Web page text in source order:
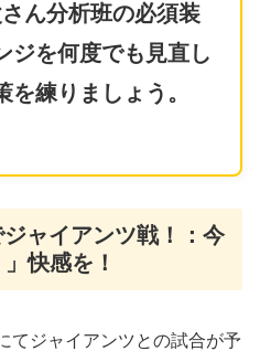
ん分析班の必須装
ジを何度でも見直し
練りましょう。
ャイアンツ戦！：今
快感を！
てジャイアンツとの試合が予